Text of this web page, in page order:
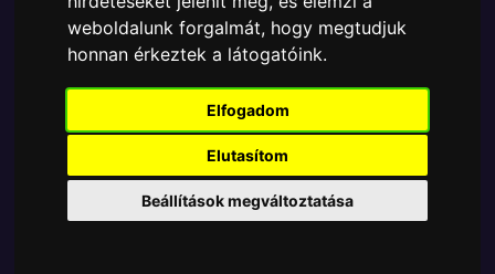
weboldalunk forgalmát, hogy megtudjuk
honnan érkeztek a látogatóink.
Elfogadom
Elutasítom
Beállítások megváltoztatása
TOVÁBB A VÁSÁRLÁSRA
Tetszik? Osszd meg másokkal!